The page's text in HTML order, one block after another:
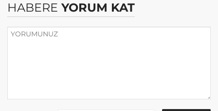
HABERE YORUM KAT